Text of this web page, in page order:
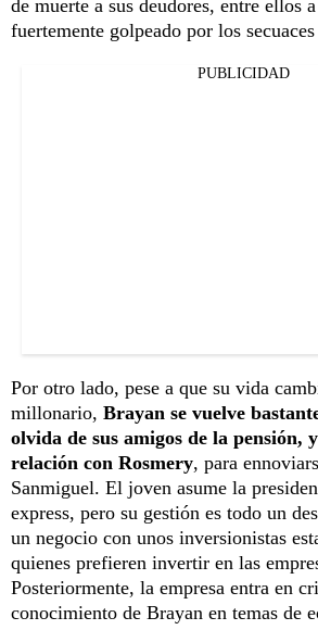
de muerte a sus deudores, entre ellos
fuertemente golpeado por los
PUBLICIDAD
Por otro lado, pese a que su vida
millonario, Brayan se vuelve
olvida de sus amigos de la pensión,
relación con Rosmery, para
Sanmiguel. El joven asume la
express, pero su gestión es todo un
un negocio con unos inversionistas
quienes prefieren invertir en las
Posteriormente, la empresa entra en
conocimiento de Brayan en temas de